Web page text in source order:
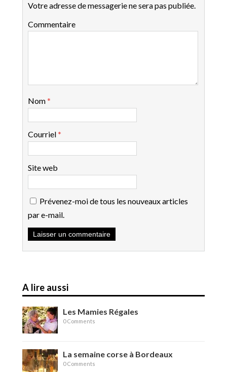
Votre adresse de messagerie ne sera pas publiée.
Commentaire
Nom*
Courriel*
Site web
Prévenez-moi de tous les nouveaux articles
par e-mail.
A lire aussi
Les Mamies Régales
0 Comments
La semaine corse à Bordeaux
0 Comments